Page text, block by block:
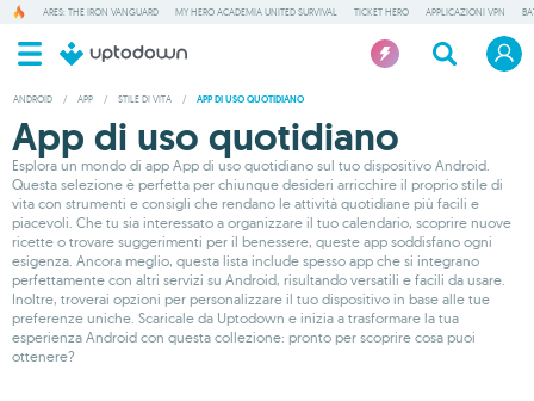
ARES: THE IRON VANGUARD MY HERO ACADEMIA UNITED SURVIVAL TICKET HERO APPLICAZIONI VPN
ANDROID / APP / STILE DI VITA / APP DI USO QUOTIDIANO
App di uso quotidiano
Esplora un mondo di app App di uso quotidiano sul tuo dispositivo Android.
Questa selezione è perfetta per chiunque desideri arricchire il proprio stile di
vita con strumenti e consigli che rendano le attività quotidiane più facili e
piacevoli. Che tu sia interessato a organizzare il tuo calendario, scoprire nuove
ricette o trovare suggerimenti per il benessere, queste app soddisfano ogni
esigenza. Ancora meglio, questa lista include spesso app che si integrano
perfettamente con altri servizi su Android, risultando versatili e facili da usare.
Inoltre, troverai opzioni per personalizzare il tuo dispositivo in base alle tue
preferenze uniche. Scaricale da Uptodown e inizia a trasformare la tua
esperienza Android con questa collezione: pronto per scoprire cosa puoi
ottenere?